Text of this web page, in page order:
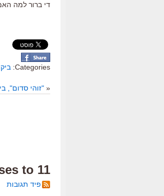
די ברור למה
Categories:
« "זוהי סדום",
11 Responses to “"הילדים בסדר", ביקורת”
פיד תגובות